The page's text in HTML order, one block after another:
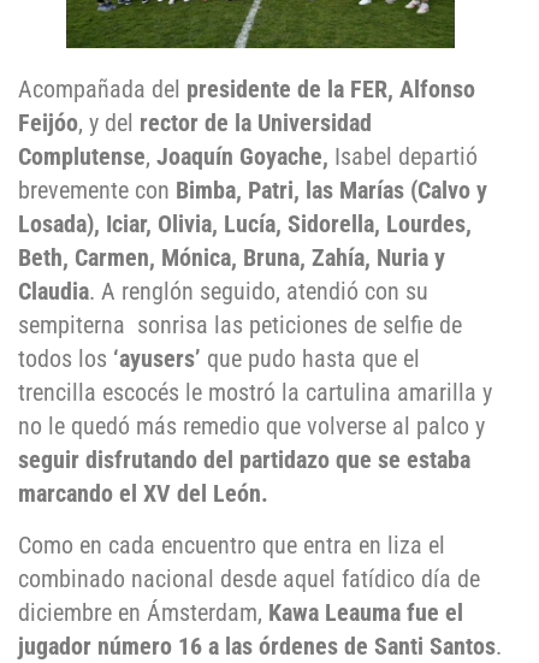
Acompañada del presidente de la FER, Alfonso
Feijóo, y del rector de la Universidad
Complutense, Joaquín Goyache, Isabel departió
brevemente con Bimba, Patri, las Marías (Calvo y
Losada), Iciar, Olivia, Lucía, Sidorella, Lourdes,
Beth, Carmen, Mónica, Bruna, Zahía, Nuria y
Claudia. A renglón seguido, atendió con su
sempiterna sonrisa las peticiones de selfie de
todos los ‘ayusers’ que pudo hasta que el
trencilla escocés le mostró la cartulina amarilla y
no le quedó más remedio que volverse al palco y
seguir disfrutando del partidazo que se estaba
marcando el XV del León.
Como en cada encuentro que entra en liza el
combinado nacional desde aquel fatídico día de
diciembre en Ámsterdam, Kawa Leauma fue el
jugador número 16 a las órdenes de Santi Santos.